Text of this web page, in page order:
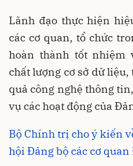
Lãnh đạo thực hiện
các cơ quan, tổ chức
hoàn thành tốt nhiệm
chất lượng cơ sở dữ
quả công nghệ thông
vụ các hoạt động của
Bộ Chính trị cho ý kiến
hội Đảng bộ các cơ